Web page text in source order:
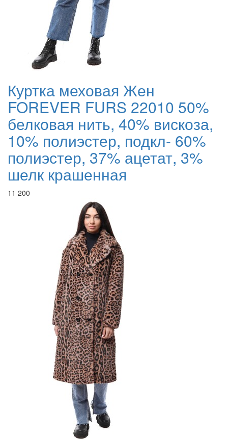
Куртка меховая Жен
FOREVER FURS 22010 50%
белковая нить, 40% вискоза,
10% полиэстер, подкл- 60%
полиэстер, 37% ацетат, 3%
шелк крашенная
11 200